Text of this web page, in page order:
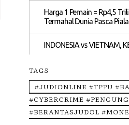
Harga 1 Pemain = Rp4,5
Termahal Dunia Pasca
INDONESIA vs VIETNAM,
TAGS
#JUDIONLINE #TPPU
#CYBERCRIME
#BERANTASJUDOL